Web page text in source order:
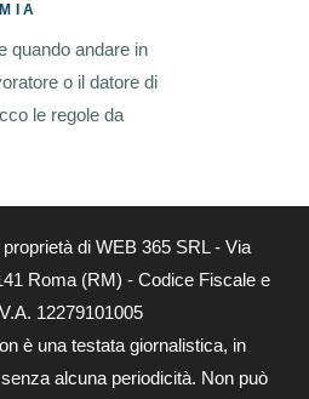
quando andare in
o il datore di
le regole da
proprietà di WEB 365 SRL - Via
Roma (RM) - Codice Fiscale e
12279101005
è una testata giornalistica, in
alcuna periodicità. Non può